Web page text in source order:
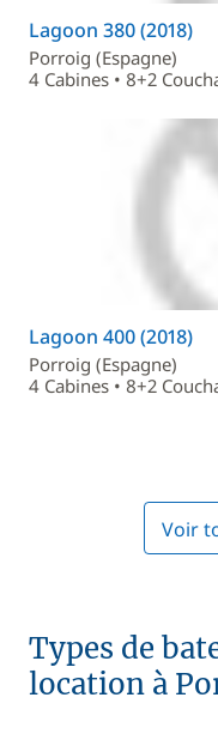
Lagoon 380 (2018)
Porroig (Espagne)
4 Cabines • 8+2
Lagoon 400 (2018)
Porroig (Espagne)
4 Cabines • 8+2
Voir
Types de
location à